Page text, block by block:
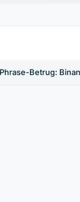
Betrug: